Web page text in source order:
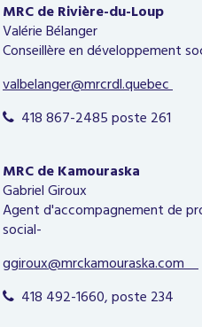
MRC de Rivière-du-Loup
Valérie Bélanger
Conseillère en développement
valbelanger@mrcrdl.quebec
 418 867-2485 poste 261
MRC de Kamouraska
Gabriel Giroux
Agent d'accompagnement de
social-
ggiroux@mrckamouraska.com
 418 492-1660, poste 234